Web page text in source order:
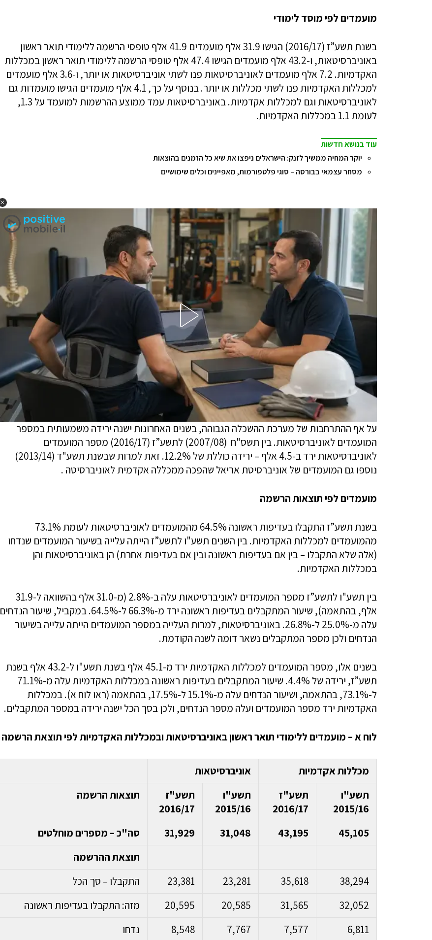
מועמדים לפי מוסד לימודי
בשנת תשע”ז (2016/17) הגישו 31.9 אלף מועמדים 41.9 אלף טופסי הרשמה ללימודי תואר ראשון
באוניברסיטאות, ו-43.2 אלף מועמדים הגישו 47.4 אלף טופסי הרשמה ללימודי תואר ראשון במכללות
האקדמיות. 7.2 אלף מועמדים לאוניברסיטאות פנו לשתי אוניברסיטאות או יותר, ו-3.6 אלף מועמדים
למכללות האקדמיות פנו לשתי מכללות או יותר. בנוסף על כך, 4.1 אלף מועמדים הגישו מועמדות גם
לאוניברסיטאות וגם למכללות אקדמיות. באוניברסיטאות עמד ממוצע ההרשמות למועמד על 1.3,
לעומת 1.1 במכללות האקדמיות.
עוד בנושא חדשות
יוקר המחיה ממשיך לזנק: הישראלים ניפצו את שיא כל הזמנים בהוצאות
מסחר עצמאי בבורסה – סוגי פלטפורמות, מאפיינים וכלים שימושיים
על אף ההתרחבות של מערכת ההשכלה הגבוהה, בשנים האחרונות ישנה ירידה משמעותית במספר
המועמדים לאוניברסיטאות. בין תשס"ח (2007/08) לתשע”ז (2016/17) מספר המועמדים
לאוניברסיטאות ירד ב-4.5 אלף – ירידה כוללת של 12.2%. זאת למרות שבשנת תשע"ד (2013/14)
נוספו גם המועמדים של אוניברסיטת אריאל שהפכה ממכללה אקדמית לאוניברסיטה .
מועמדים לפי תוצאות הרשמה
בשנת תשע”ז התקבלו בעדיפות ראשונה 64.5% מהמועמדים לאוניברסיטאות לעומת 73.1%
מהמועמדים למכללות האקדמיות. בין השנים תשע"ו לתשע”ז הייתה עלייה בשיעור המועמדים שנדחו
(אלה שלא התקבלו – בין אם בעדיפות ראשונה ובין אם בעדיפות אחרת) הן באוניברסיטאות והן
במכללות האקדמיות.
בין תשע"ו לתשע”ז מספר המועמדים לאוניברסיטאות עלה ב-2.8% (מ-31.0 אלף בהשוואה ל-31.9
אלף, בהתאמה), שיעור המתקבלים בעדיפות ראשונה ירד מ-66.3% ל-64.5%. במקביל, שיעור הנדחים
עלה מ-25.0% ל-26.8%. באוניברסיטאות, למרות העלייה במספר המועמדים הייתה עלייה בשיעור
הנדחים ולכן מספר המתקבלים נשאר דומה לשנה הקודמת.
בשנים אלו, מספר המועמדים למכללות האקדמיות ירד מ-45.1 אלף בשנת תשע"ו ל-43.2 אלף בשנת
תשע”ז, ירידה של 4.4%. שיעור המתקבלים בעדיפות ראשונה במכללות האקדמיות עלה מ-71.1%
ל-73.1%, בהתאמה, ושיעור הנדחים עלה מ-15.1% ל-17.5%, בהתאמה (ראו לוח א). במכללות
האקדמיות ירד מספר המועמדים ועלה מספר הנדחים, ולכן בסך הכל ישנה ירידה במספר המתקבלים.
לוח א – מועמדים ללימודי תואר ראשון באוניברסיטאות ובמכללות האקדמיות לפי תוצאת הרשמה
מכללות אקדמיות
אוניברסיטאות
תשע"ו
2015/16
תשע"ז
2016/17
תשע"ו
2015/16
תשע"ז
2016/17
תוצאות הרשמה
45,105
43,195
31,048
31,929
סה"כ – מספרים מוחלטים
תוצאת ההרשמה
38,294
35,618
23,281
23,381
התקבלו – סך הכל
32,052
31,565
20,585
20,595
מזה: התקבלו בעדיפות ראשונה
6,811
7,577
7,767
8,548 נדחו